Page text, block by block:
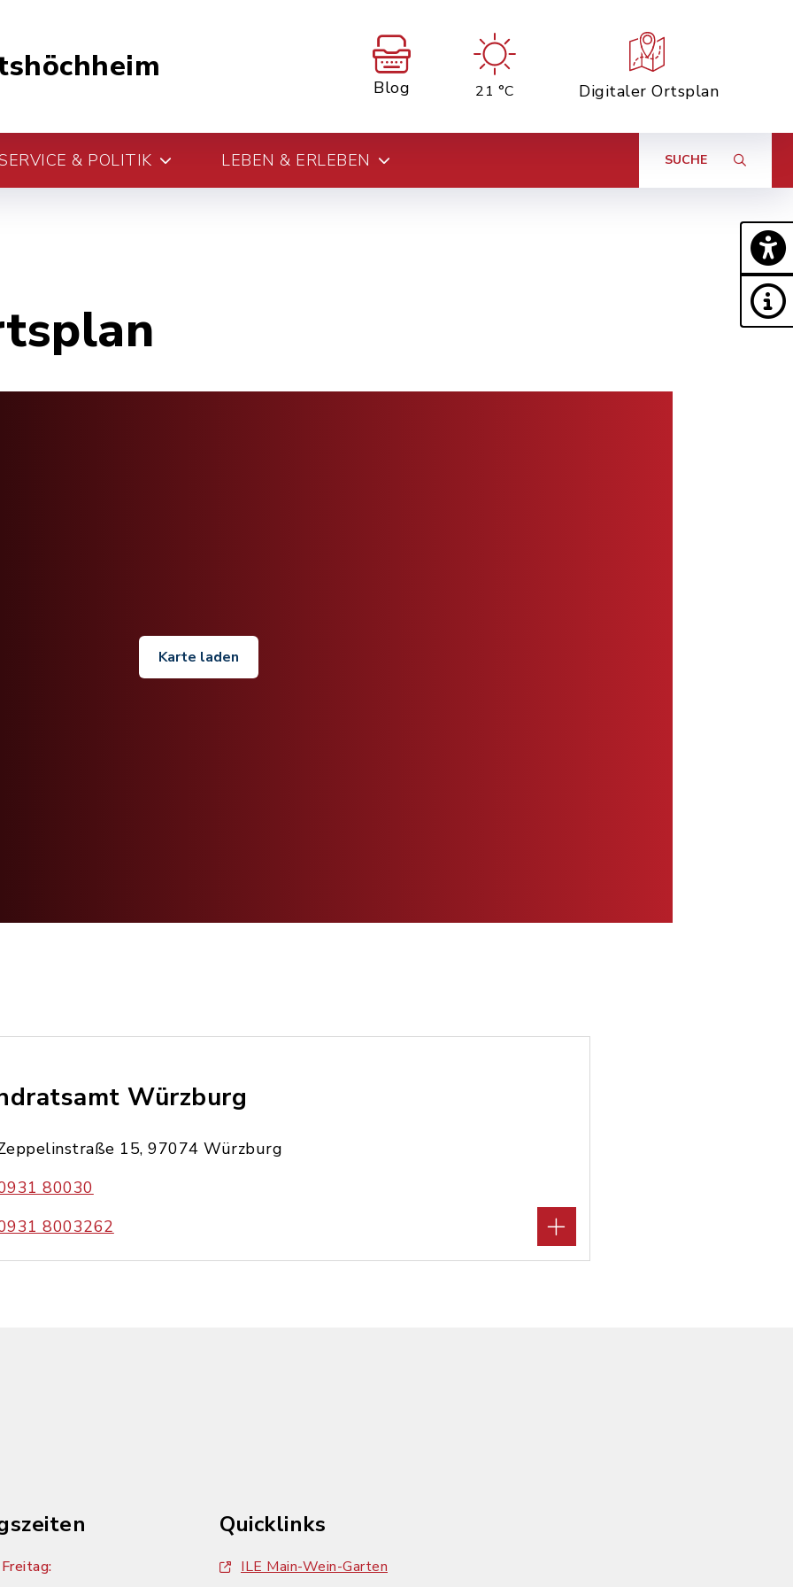
Blog 21 °C Digitaler Ortsplan
& POLITIK LEBEN & ERLEBEN SUCHE
Karte laden
Würzburg
15, 97074 Würzburg
80030
8003262
Quicklinks
ILE Main-Wein-Garten